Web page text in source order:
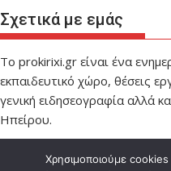
Σχετικά με εμάς
Το prokirixi.gr είναι ένα
εκπαιδευτικό χώρο, θέσεις
γενική ειδησεογραφία αλλά
Ηπείρου.
Χρησιμοποιούμε